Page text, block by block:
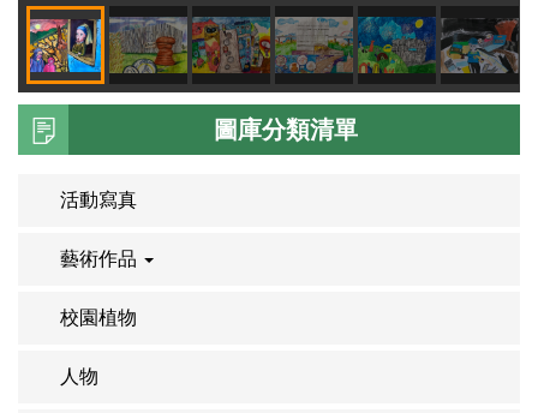
圖庫分類清單
活動寫真
藝術作品
校園植物
人物